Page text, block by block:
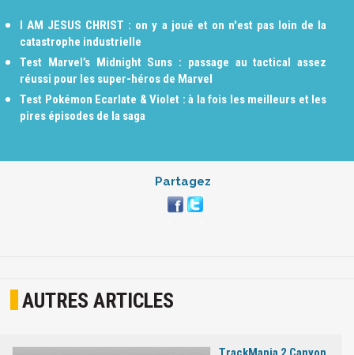
I AM JESUS CHRIST : on y a joué et on n'est pas loin de la
catastrophe industrielle
Test Marvel’s Midnight Suns : passage au tactical assez
réussi pour les super-héros de Marvel
Test Pokémon Ecarlate & Violet : à la fois les meilleurs et les
pires épisodes de la saga
Partagez
AUTRES ARTICLES